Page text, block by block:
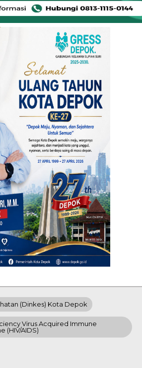
(Dinkes) Kota Depok
Virus Acquired Immune
(HIV/AIDS)